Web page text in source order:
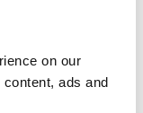
on our
ads and